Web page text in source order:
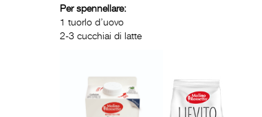
Per spennellare:
1 tuorlo d’uovo
2-3 cucchiai di latte